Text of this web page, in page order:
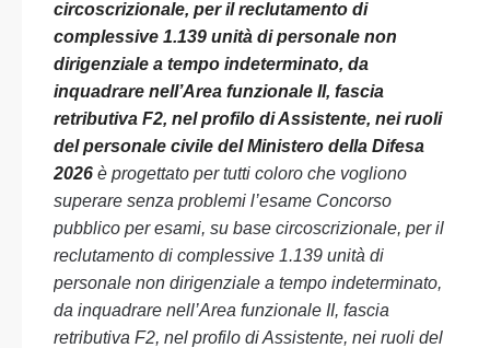
circoscrizionale, per il reclutamento di
complessive 1.139 unità di personale non
dirigenziale a tempo indeterminato, da
inquadrare nell’Area funzionale II, fascia
retributiva F2, nel profilo di Assistente, nei ruoli
del personale civile del Ministero della Difesa
2026 è progettato per tutti coloro che vogliono
superare senza problemi l’esame Concorso
pubblico per esami, su base circoscrizionale, per il
reclutamento di complessive 1.139 unità di
personale non dirigenziale a tempo indeterminato,
da inquadrare nell’Area funzionale II, fascia
retributiva F2, nel profilo di Assistente, nei ruoli del